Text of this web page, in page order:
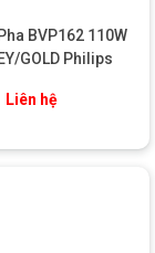
chế rác thải điện
TẾ
BVP162 110W
GOLD Philips
Liên hệ